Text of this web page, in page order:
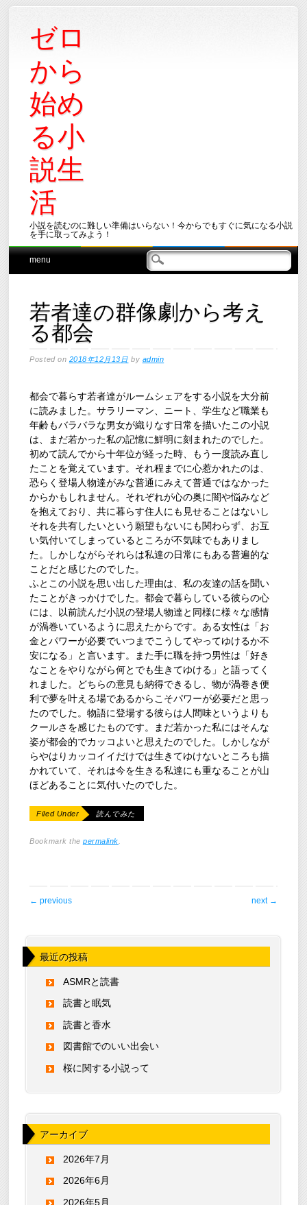
ゼロ
から
始め
る小
説生
活
小説を読むのに難しい準備はいらない！今からでもすぐに気になる小説
を手に取ってみよう！
Main menu
Skip
menu
若者達の群像劇から考え
る都会
Posted on 2018年12月13日 by admin
都会で暮らす若者達がルームシェアをする小説を大分前
に読みました。サラリーマン、ニート、学生など職業も
年齢もバラバラな男女が織りなす日常を描いたこの小説
は、まだ若かった私の記憶に鮮明に刻まれたのでした。
初めて読んでから十年位が経った時、もう一度読み直し
たことを覚えています。それ程までに心惹かれたのは、
恐らく登場人物達がみな普通にみえて普通ではなかった
からかもしれません。それぞれが心の奥に闇や悩みなど
を抱えており、共に暮らす住人にも見せることはないし
それを共有したいという願望もないにも関わらず、お互
い気付いてしまっているところが不気味でもありまし
た。しかしながらそれらは私達の日常にもある普遍的な
ことだと感じたのでした。
ふとこの小説を思い出した理由は、私の友達の話を聞い
たことがきっかけでした。都会で暮らしている彼らの心
には、以前読んだ小説の登場人物達と同様に様々な感情
が渦巻いているように思えたからです。ある女性は「お
金とパワーが必要でいつまでこうしてやってゆけるか不
安になる」と言います。また手に職を持つ男性は「好き
なことをやりながら何とでも生きてゆける」と語ってく
れました。どちらの意見も納得できるし、物が渦巻き便
利で夢を叶える場であるからこそパワーが必要だと思っ
たのでした。物語に登場する彼らは人間味というよりも
クールさを感じたものです。まだ若かった私にはそんな
姿が都会的でカッコよいと思えたのでした。しかしなが
らやはりカッコイイだけでは生きてゆけないところも描
かれていて、それは今を生きる私達にも重なることが山
ほどあることに気付いたのでした。
Filed Under 読んでみた
Bookmark thepermalink.
post navigation
← previous next →
最近の投稿
ASMRと読書
読書と眠気
読書と香水
図書館でのいい出会い
桜に関する小説って
アーカイブ
2026年7月
2026年6月
2026年5月